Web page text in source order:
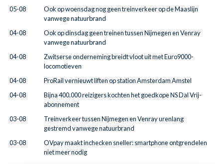
05-08
Ook op woensdag nog geen treinverkeer op de Maaslijn
vanwege natuurbrand
04-08
Ook op dinsdag geen treinen tussen Nijmegen en Venray
vanwege natuurbrand
04-08
Zwitserse onderneming breidt vloot uit met Euro9000-
locomotieven
04-08
ProRail vernieuwt liften op station Amsterdam Amstel
04-08
Bijna 400.000 reizigers kochten het goedkope NS Dal Vrij-
abonnement
03-08
Treinverkeer tussen Nijmegen en Venray urenlang
gestremd vanwege natuurbrand
03-08
OVpay maakt inchecken sneller: smartphone ontgrendelen
niet meer nodig